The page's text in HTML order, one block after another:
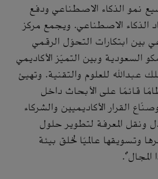
نمو الذكاء الاصطناعي ودفع
الذكاء الاصطناعي. ويجمع مركز
بين ابتكارات التحوّل الرقمي
السعودية وبين التميّز الأكاديمي
عبدالله للعلوم والتقنية. وتهيئ
قائمًا على الأبحاث داخل
القرار الأكاديميين والشركاء
ونقل المعرفة لتطوير حلول
وتسويقها عالميًا لخلق بيئة